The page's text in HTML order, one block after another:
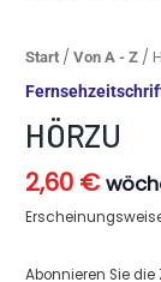
Start /Von A - Z /
HÖRZU
2,60 €
Abonnieren Sie
HÖRZU
Menge